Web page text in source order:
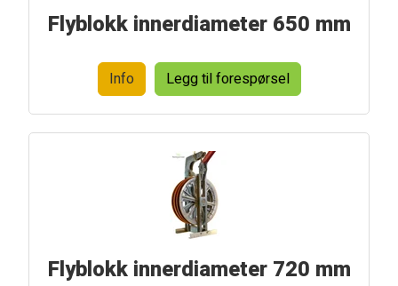
Flyblokk innerdiameter 650 mm
Info Legg til forespørsel
Flyblokk innerdiameter 720 mm